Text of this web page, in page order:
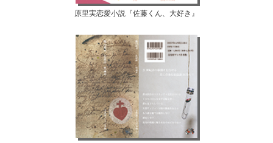
原里実恋愛小説『佐藤くん、大好き』